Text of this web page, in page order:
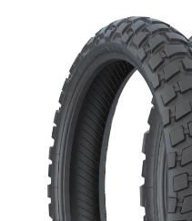
Viss par riepām
Zīmoli
Kontakti